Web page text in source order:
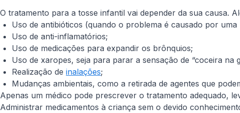
O tratamento para a tosse infantil vai depender da sua causa.
Uso de antibióticos (quando o problema é causado por uma
Uso de anti-inflamatórios;
Uso de medicações para expandir os brônquios;
Uso de xaropes, seja para parar a sensação de “coceira
Realização de inalações;
Mudanças ambientais, como a retirada de agentes que
Apenas um médico pode prescrever o tratamento adequado,
Administrar medicamentos à criança sem o devido